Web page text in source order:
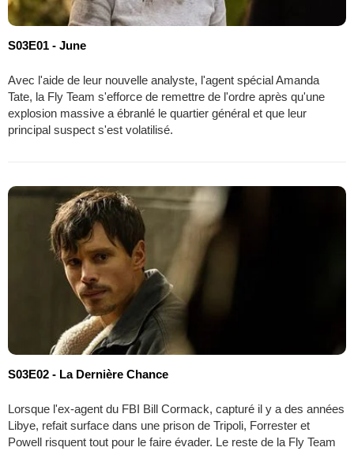
S03E01 - June
Avec l'aide de leur nouvelle analyste, l'agent spécial Amanda
Tate, la Fly Team s'efforce de remettre de l'ordre après qu'une
explosion massive a ébranlé le quartier général et que leur
principal suspect s'est volatilisé.
S03E02 - La Dernière Chance
Lorsque l'ex-agent du FBI Bill Cormack, capturé il y a des années
Libye, refait surface dans une prison de Tripoli, Forrester et
Powell risquent tout pour le faire évader. Le reste de la Fly Team